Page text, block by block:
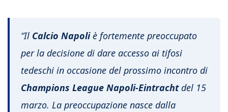
“Il Calcio Napoliè fortemente preoccupato
per la decisione di dare accesso ai tifosi
tedeschi in occasione del prossimo incontro di
Champions League Napoli-Eintrachtdel 15
marzo. La preoccupazione nasce dalla